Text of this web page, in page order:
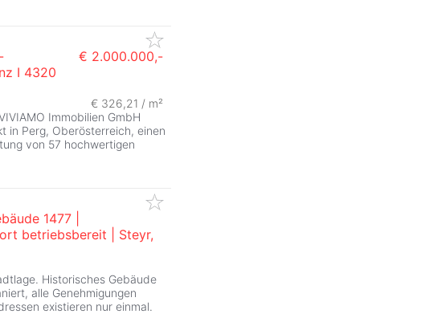
I 4320
€ 2.000.000,-
€ 326,21 / m²
Immobilien GmbH
in Perg, Oberösterreich, einen
von 57 hochwertigen
1477 |
betriebsbereit | Steyr,
Historisches Gebäude
alle Genehmigungen
existieren nur einmal.